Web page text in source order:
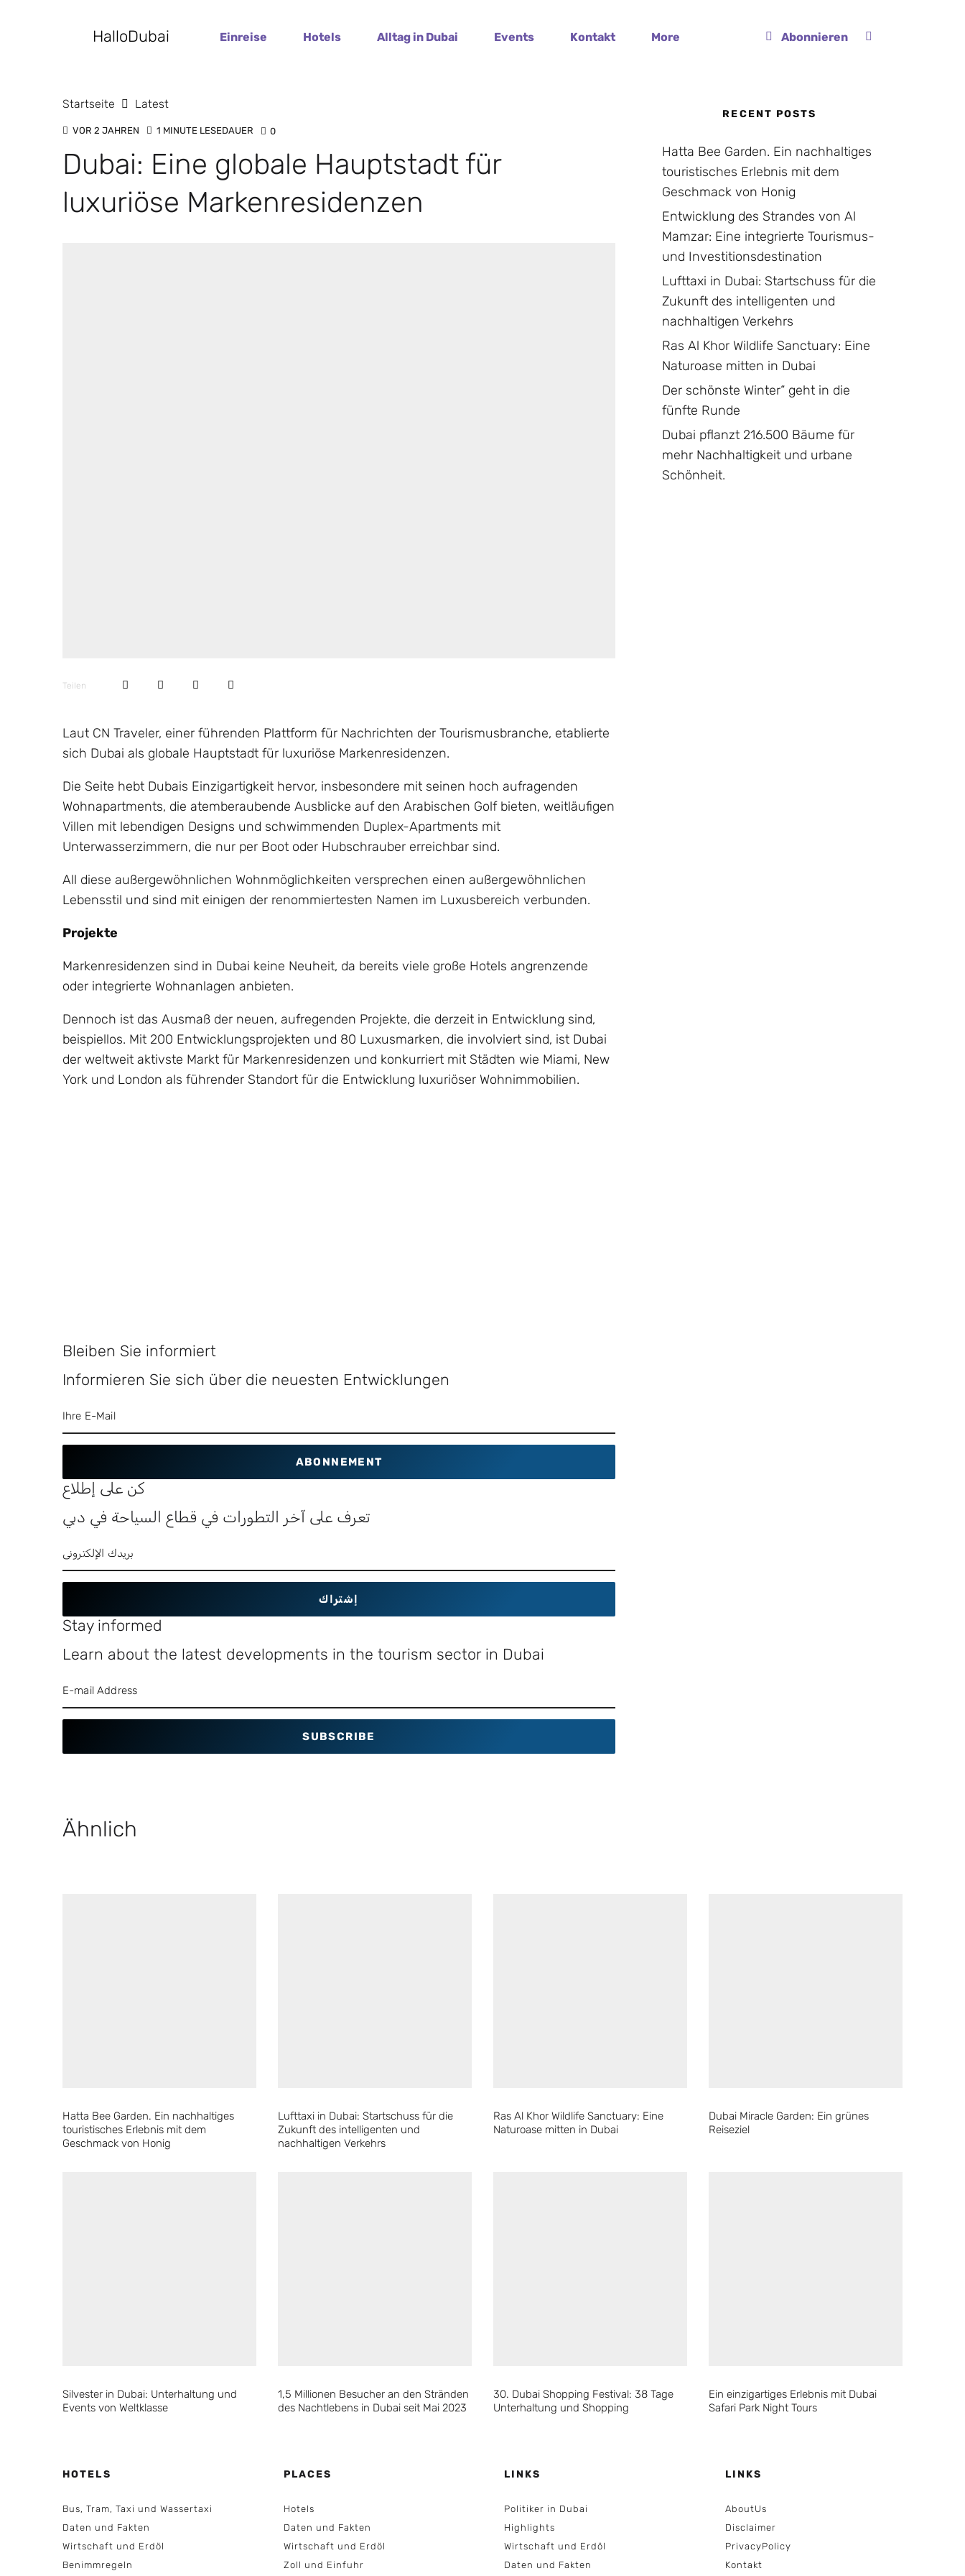
HalloDubai Einreise Hotels Alltag in Dubai Events Kontakt More Abonnieren
Startseite Latest
VOR 2 JAHREN 1 MINUTE LESEDAUER 0
Dubai: Eine globale Hauptstadt für
luxuriöse Markenresidenzen
Teilen
Laut CN Traveler, einer führenden Plattform für Nachrichten der Tourismusbranche, etablierte
sich Dubai als globale Hauptstadt für luxuriöse Markenresidenzen.
Die Seite hebt Dubais Einzigartigkeit hervor, insbesondere mit seinen hoch aufragenden
Wohnapartments, die atemberaubende Ausblicke auf den Arabischen Golf bieten, weitläufigen
Villen mit lebendigen Designs und schwimmenden Duplex-Apartments mit
Unterwasserzimmern, die nur per Boot oder Hubschrauber erreichbar sind.
All diese außergewöhnlichen Wohnmöglichkeiten versprechen einen außergewöhnlichen
Lebensstil und sind mit einigen der renommiertesten Namen im Luxusbereich verbunden.
Projekte
Markenresidenzen sind in Dubai keine Neuheit, da bereits viele große Hotels angrenzende
oder integrierte Wohnanlagen anbieten.
Dennoch ist das Ausmaß der neuen, aufregenden Projekte, die derzeit in Entwicklung sind,
beispiellos. Mit 200 Entwicklungsprojekten und 80 Luxusmarken, die involviert sind, ist Dubai
der weltweit aktivste Markt für Markenresidenzen und konkurriert mit Städten wie Miami, New
York und London als führender Standort für die Entwicklung luxuriöser Wohnimmobilien.
Bleiben Sie informiert
Informieren Sie sich über die neuesten Entwicklungen
ABONNEMENT
كن على إطلاع
تعرف على آخر التطورات في قطاع السياحة في دبي
إشتراك
Stay informed
Learn about the latest developments in the tourism sector in Dubai
SUBSCRIBE
RECENT POSTS
Hatta Bee Garden. Ein nachhaltiges
touristisches Erlebnis mit dem
Geschmack von Honig
Entwicklung des Strandes von Al
Mamzar: Eine integrierte Tourismus-
und Investitionsdestination
Lufttaxi in Dubai: Startschuss für die
Zukunft des intelligenten und
nachhaltigen Verkehrs
Ras Al Khor Wildlife Sanctuary: Eine
Naturoase mitten in Dubai
Der schönste Winter“ geht in die
fünfte Runde
Dubai pflanzt 216.500 Bäume für
mehr Nachhaltigkeit und urbane
Schönheit.
Ähnlich
Hatta Bee Garden. Ein nachhaltiges
touristisches Erlebnis mit dem
Geschmack von Honig
Lufttaxi in Dubai: Startschuss für die
Zukunft des intelligenten und
nachhaltigen Verkehrs
Ras Al Khor Wildlife Sanctuary: Eine
Naturoase mitten in Dubai
Dubai Miracle Garden: Ein grünes
Reiseziel
Silvester in Dubai: Unterhaltung und
Events von Weltklasse
1,5 Millionen Besucher an den Stränden
des Nachtlebens in Dubai seit Mai 2023
30. Dubai Shopping Festival: 38 Tage
Unterhaltung und Shopping
Ein einzigartiges Erlebnis mit Dubai
Safari Park Night Tours
HOTELS
Bus, Tram, Taxi und Wassertaxi
Daten und Fakten
Wirtschaft und Erdöl
Benimmregeln
PLACES
Hotels
Daten und Fakten
Wirtschaft und Erdöl
Zoll und Einfuhr
LINKS
Politiker in Dubai
Highlights
Wirtschaft und Erdöl
Daten und Fakten
LINKS
AboutUs
Disclaimer
PrivacyPolicy
Kontakt